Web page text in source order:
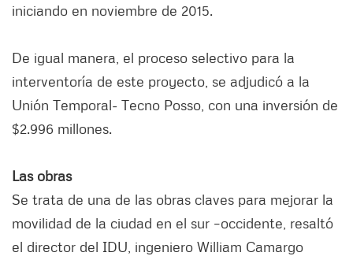
iniciando en noviembre de 2015.
De igual manera, el proceso selectivo para la
interventoría de este proyecto, se adjudicó a la
Unión Temporal- Tecno Posso, con una inversión de
$2.996 millones.
Las obras
Se trata de una de las obras claves para mejorar la
movilidad de la ciudad en el sur –occidente, resaltó
el director del IDU, ingeniero William Camargo